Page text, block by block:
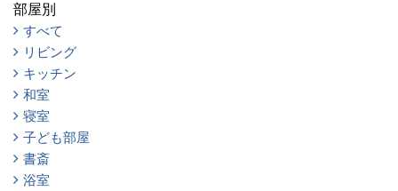
部屋別
すべて
リビング
キッチン
和室
寝室
子ども部屋
書斎
浴室